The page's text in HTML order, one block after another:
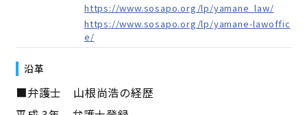
https://www.sosapo.org/lp/yamane_law/
https://www.sosapo.org/lp/yamane-lawoffic
e/
沿革
■弁護士 山根尚浩の経歴